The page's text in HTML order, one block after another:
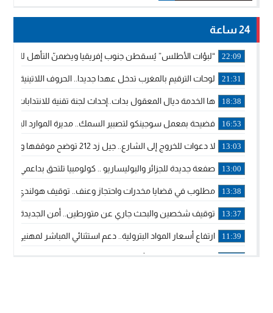
24 ساعة
22:09 “لبؤات الأطلس” يُسقطن جنوب إفريقيا ويضمنّ التأهل
21:31 لوحات الترقيم بالمغرب تدخل عهدا جديدا.. الحروف اللاتينية
18:38 ها الخدمة ديال المعقول بدات..إحداث لجنة تقنية للانتدابات
16:53 فضيحة بمعمل سوجينكو لتصبير السمك.. مديرة الموارد
13:03 لا دعوات للخروج إلى الشارع.. جيل زد 212 توضح موقفها وتؤكد أن المنشورات المنسوبة إليها لا تمثل موقفها الرسمي.
13:00 صفعة جديدة للجزائر والبوليساريو .. كولومبيا تلتحق بداعمي
13:38 مطلوب في قضايا مخدرات واحتجاز وعنف.. توقيف هولندي
13:37 توقيف شخصين والبحث جاري عن متورطين.. أمن الجديدة يفك
11:39 ارتفاع أسعار المواد البترولية.. دعم استثنائي المباشر لمهنيي